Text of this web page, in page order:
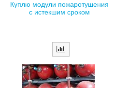
Куплю модули пожаротушения
с истекшим сроком